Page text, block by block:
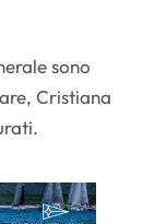
sono
Cristiana